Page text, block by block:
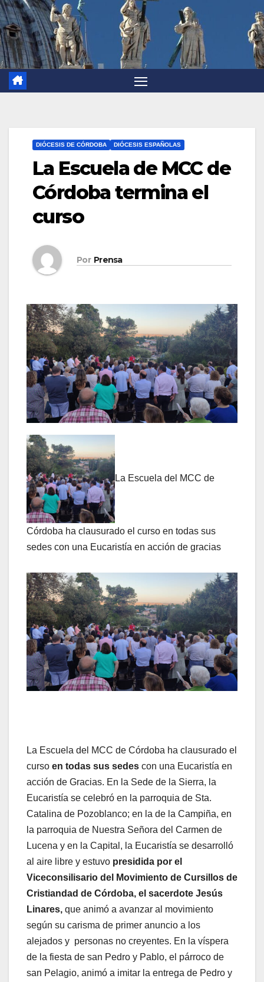
DIÓCESIS DE CÓRDOBA DIÓCESIS ESPAÑOLAS
La Escuela de MCC de
Córdoba termina el
curso
Por Prensa
La Escuela del MCC de
Córdoba ha clausurado el curso en todas sus
sedes con una Eucaristía en acción de gracias
La Escuela del MCC de Córdoba ha clausurado el
curso en todas sus sedes con una Eucaristía en
acción de Gracias. En la Sede de la Sierra, la
Eucaristía se celebró en la parroquia de Sta.
Catalina de Pozoblanco; en la de la Campiña, en
la parroquia de Nuestra Señora del Carmen de
Lucena y en la Capital, la Eucaristía se desarrolló
al aire libre y estuvo presidida por el
Viceconsilisario del Movimiento de Cursillos de
Cristiandad de Córdoba, el sacerdote Jesús
Linares, que animó a avanzar al movimiento
según su carisma de primer anuncio a los
alejados y personas no creyentes. En la víspera
de la fiesta de san Pedro y Pablo, el párroco de
san Pelagio, animó a imitar la entrega de Pedro y